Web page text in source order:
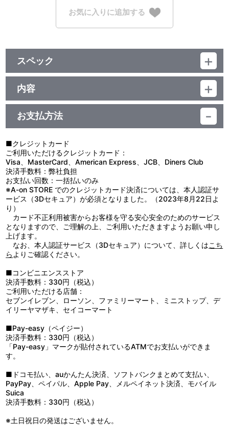
お気に入りに追加する
スペック
品番：TU-7393,TU-7394,TU-7395,TU-7396,TU-7397,TU-
7398,TU-7399,TU-7400,TU-7401
素材：アクリル
サイズ：A6（約 W105mm×H148mm）
生産国：日本
内容
「コードギアス 反逆のルルーシュ」と「ラブライブ！スクールアイ
ドルフェスティバル」のコラボイラスト商品として、ゲーム内に登
場したAqoursのUR部員イラストを使用したA6サイズのアクリルパ
9人それぞれのカードイラストがちょうどいいサイズのアクリルに
デザインされているので、デスクなど身近に飾るのに最適なアイテ
ム！
●本来の用途以外で使用しないでください。
●小さなお子様の手の届くところに置かないでください。
●火気や高温のものに近づけないでください。
●高温多湿、直射日光の当たる場所での保管はお避けください。
●商品に記載の取扱方法をよく読み、正しくご使用ください。
お支払方法
■クレジットカード
ご利用いただけるクレジットカード：
Visa、MasterCard、American Express、JCB、Diners Club
決済手数料：弊社負担
お支払い回数：一括払いのみ
※A-on STORE でのクレジットカード決済については、本人認証サ
ービス（3Dセキュア）が必須となりました。（2023年8月22日よ
り）
カード不正利用被害からお客様を守る安心安全のためのサービス
となりますので、ご理解の上、ご利用いただきますようお願い申し
上げます。
なお、本人認証サービス（3Dセキュア）について、詳しくはこち
ら よりご確認ください。
■コンビニエンスストア
決済手数料：330円（税込）
ご利用いただける店舗：
セブンイレブン、ローソン、ファミリーマート、ミニストップ、デ
イリーヤマザキ、セイコーマート
■Pay-easy（ペイジー）
決済手数料：330円（税込）
「Pay-easy」マークが貼付されているATMでお支払いができま
す。
■ドコモ払い、auかんたん決済、ソフトバンクまとめて支払い、
PayPay、ペイパル、Apple Pay、メルペイネット決済、モバイル
Suica
決済手数料：330円（税込）
※土日祝日の発送はございません。